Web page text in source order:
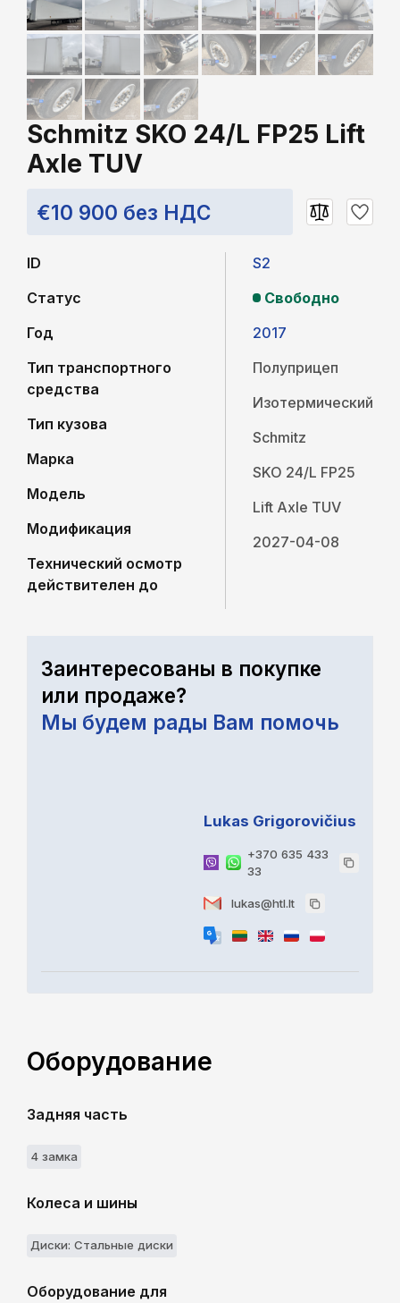
Schmitz SKO 24/L FP25 Lift
Axle TUV
€10 900 без НДС
ID
Статус
Год
Тип транспортного
средства
Тип кузова
Марка
Модель
Модификация
Технический осмотр
действителен до
S2
Свободно
2017
Полуприцеп
Изотермический
Schmitz
SKO 24/L FP25
Lift Axle TUV
2027-04-08
Заинтересованы в покупке
или продаже?
Мы будем рады Вам помочь
Lukas Grigorovičius
+370 635 433
33
lukas@htl.lt
Оборудование
Задняя часть
4 замкa
Колеса и шины
Диски: Стальные диски
Оборудование для